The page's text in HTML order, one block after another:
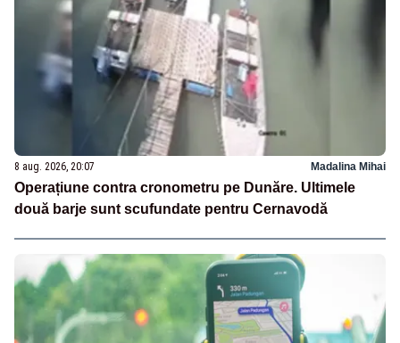
8 aug. 2026, 20:07 Madalina Mihai
Operațiune contra cronometru pe Dunăre. Ultimele
două barje sunt scufundate pentru Cernavodă